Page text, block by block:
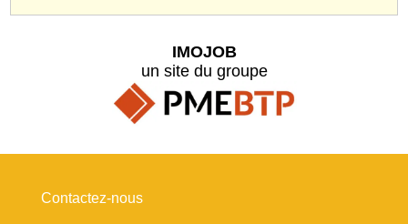
IMOJOB
un site du groupe
Contactez-nous